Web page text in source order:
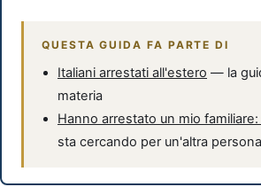
QUESTA GUIDA FA PARTE DI
Italiani arrestati all'estero — la
materia
Hanno arrestato un mio
sta cercando per un'altra persona